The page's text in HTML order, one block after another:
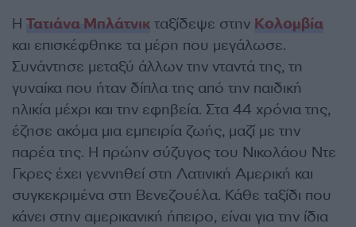
Η Τατιάνα Μπλάτνικ ταξίδεψε στην Κολομβία
και επισκέφθηκε τα μέρη που μεγάλωσε.
Συνάντησε μεταξύ άλλων την νταντά της, τη
γυναίκα που ήταν δίπλα της από την παιδική
ηλικία μέχρι και την εφηβεία. Στα 44 χρόνια της,
έζησε ακόμα μια εμπειρία ζωής, μαζί με την
παρέα της. Η πρώην σύζυγος του Νικολάου Ντε
Γκρες έχει γεννηθεί στη Λατινική Αμερική και
συγκεκριμένα στη Βενεζουέλα. Κάθε ταξίδι που
κάνει στην αμερικανική ήπειρο, είναι για την ίδια